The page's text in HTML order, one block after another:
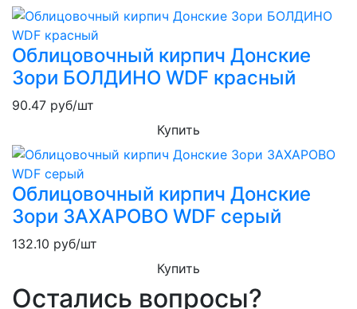
Облицовочный кирпич Донские
Зори БОЛДИНО WDF красный
90.47 руб/шт
Купить
Облицовочный кирпич Донские
Зори ЗАХАРОВО WDF серый
132.10 руб/шт
Купить
Остались вопросы?